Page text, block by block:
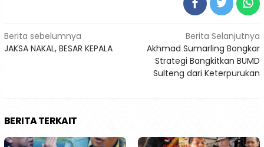
Navigasi
pos
Berita sebelumnya
JAKSA NAKAL, BESAR KEPALA
Berita Selanjutnya
Akhmad Sumarling Bongkar
Strategi Bangkitkan BUMD
Sulteng dari Keterpurukan
BERITA TERKAIT